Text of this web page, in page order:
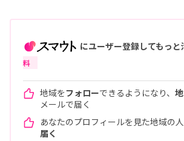
にユーザー登録してもっと
料
地域をフォローできるようになり、
メールで届く
あなたのプロフィールを見た地域の
届く